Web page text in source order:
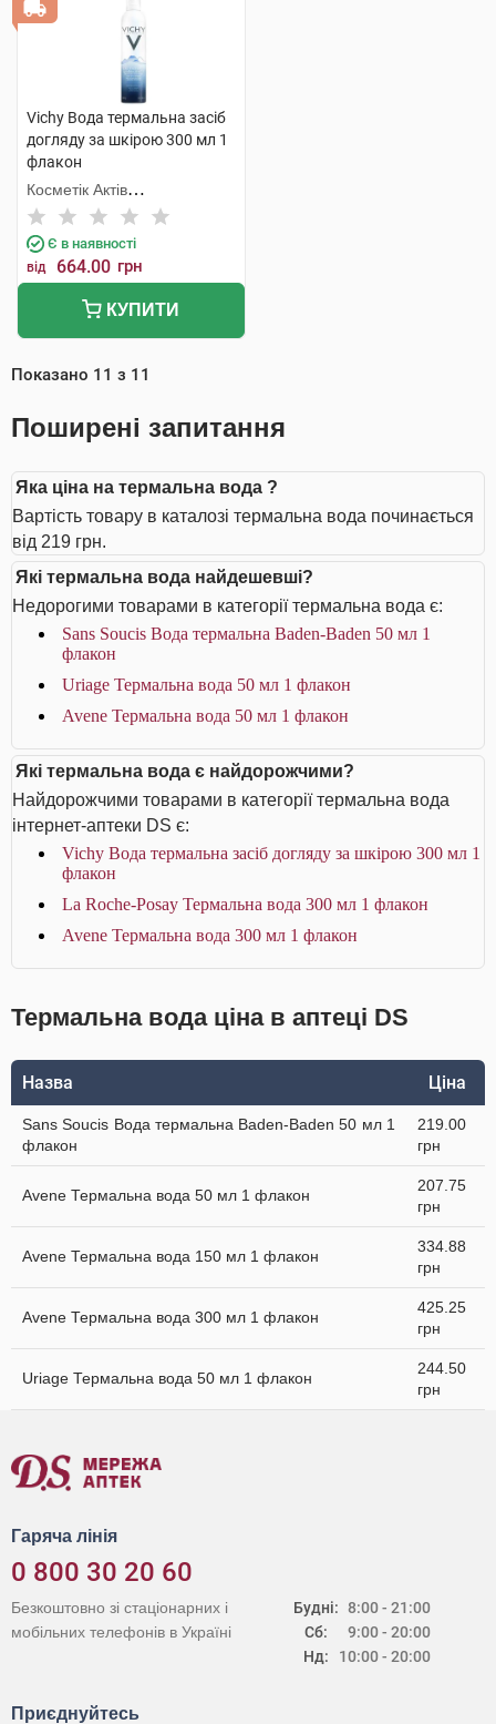
Vichy Вода термальна засіб
догляду за шкірою 300 мл 1
флакон
Косметік Актів
Інтернаціональ
Є в наявності
від 664.00 грн
КУПИТИ
Показано 11 з 11
Поширені запитання
Яка ціна на термальна вода ?
Вартість товару в каталозі термальна вода починається
від 219 грн.
Які термальна вода найдешевші?
Недорогими товарами в категорії термальна вода є:
Sans Soucis Вода термальна Baden-Baden 50 мл 1
флакон
Uriage Термальна вода 50 мл 1 флакон
Avene Термальна вода 50 мл 1 флакон
Які термальна вода є найдорожчими?
Найдорожчими товарами в категорії термальна вода
інтернет-аптеки DS є:
Vichy Вода термальна засіб догляду за шкірою 300 мл 1
флакон
La Roche-Posay Термальна вода 300 мл 1 флакон
Avene Термальна вода 300 мл 1 флакон
Термальна вода ціна в аптеці DS
Назва Ціна
Sans Soucis Вода термальна Baden-Baden 50 мл 1
флакон
219.00
грн
Avene Термальна вода 50 мл 1 флакон
207.75
грн
Avene Термальна вода 150 мл 1 флакон
334.88
грн
Avene Термальна вода 300 мл 1 флакон
425.25
грн
Uriage Термальна вода 50 мл 1 флакон
244.50
грн
Гаряча лінія
0 800 30 20 60
Будні:
Сб:
Нд:
8:00 - 21:00
9:00 - 20:00
10:00 - 20:00
Безкоштовно зі стаціонарних і
мобільних телефонів в Україні
Приєднуйтесь